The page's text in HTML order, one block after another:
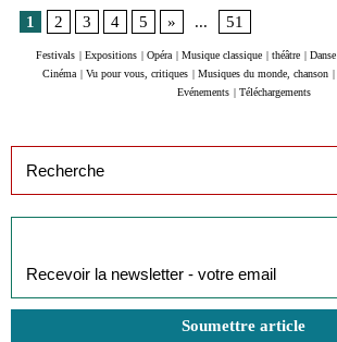
1
2 3 4 5 » ... 51
Festivals Expositions Opéra Musique classique théâtre Danse
Cinéma
Vu pour vous, critiques Musiques du monde, chanson
Evénements
Téléchargements
Soumettre article